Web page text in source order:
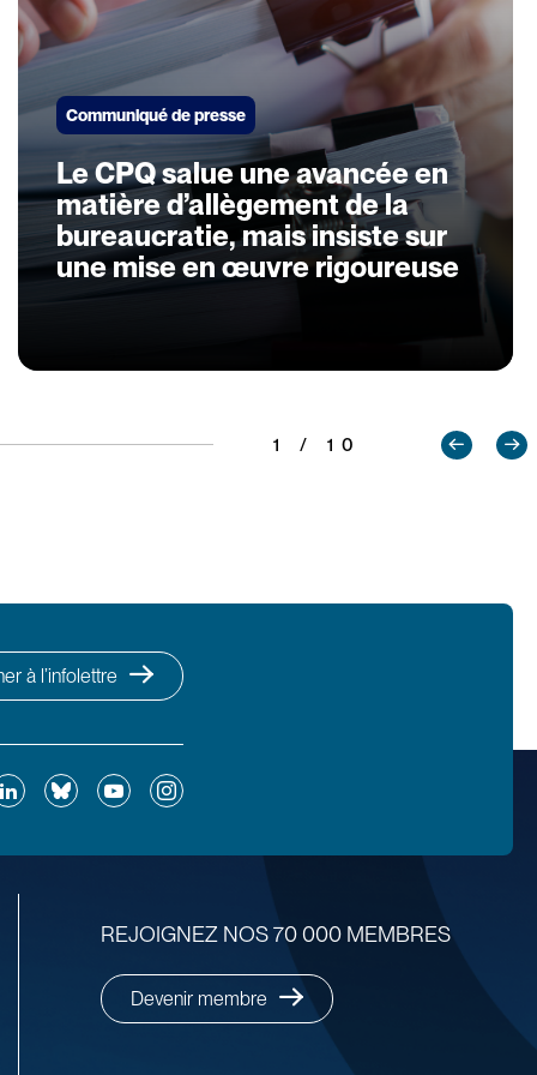
Communiqué de presse
Le CPQ salue une avancée en
matière d’allègement de la
bureaucratie, mais insiste sur
une mise en œuvre rigoureuse
1 / 10
à l’infolettre
BlueskyYouTubeInstagram
REJOIGNEZ NOS 70 000 MEMBRES
Devenir membre